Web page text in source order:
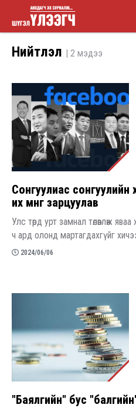
Skip
to
main
Шүгэл
Нийтлэл | 2 мэдээ
Сонгуулиас
их мөнгө зарцуулав
Улс төрд урт замнал төлөвлөж
ч ард олонд мартагдахгүйг
2024/06/06
"Баялгийн" бус